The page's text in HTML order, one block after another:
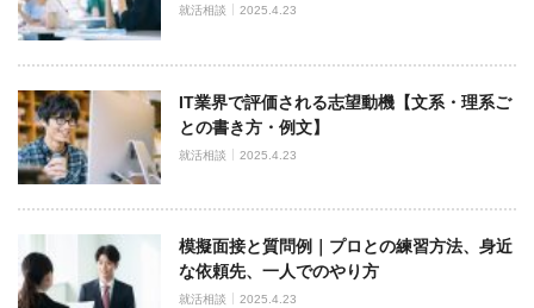
就活相談 2025.4.23
IT業界で評価される志望動機【文系・理系ご
との書き方・例文】
就活相談 2025.4.23
模擬面接と質問例｜プロとの練習方法、身近
な依頼先、一人でのやり方
就活相談 2025.4.23